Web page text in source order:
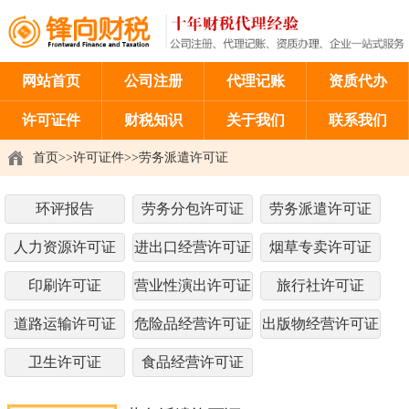
网站首页 公司注册 代理记账 资质代办
许可证件 财税知识 关于我们 联系我们
首页>>许可证件>>劳务派遣许可证
环评报告 劳务分包许可证 劳务派遣许可证
人力资源许可证 进出口经营许可证 烟草专卖许可证
印刷许可证 营业性演出许可证 旅行社许可证
道路运输许可证 危险品经营许可证 出版物经营许可证
卫生许可证 食品经营许可证